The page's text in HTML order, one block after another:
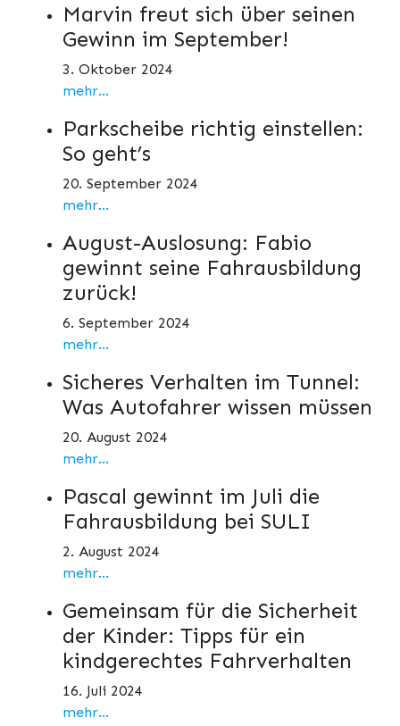
Marvin freut sich über seinen
Gewinn im September!
3. Oktober 2024
mehr...
Parkscheibe richtig einstellen:
So geht’s
20. September 2024
mehr...
August-Auslosung: Fabio
gewinnt seine Fahrausbildung
zurück!
6. September 2024
mehr...
Sicheres Verhalten im Tunnel:
Was Autofahrer wissen müssen
20. August 2024
mehr...
Pascal gewinnt im Juli die
Fahrausbildung bei SULI
2. August 2024
mehr...
Gemeinsam für die Sicherheit
der Kinder: Tipps für ein
kindgerechtes Fahrverhalten
16. Juli 2024
mehr...